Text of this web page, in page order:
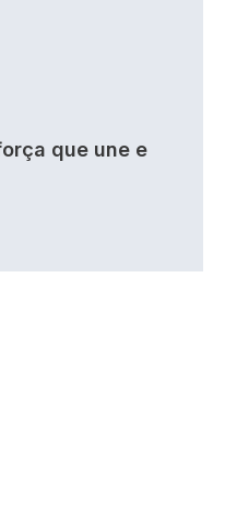
que une e